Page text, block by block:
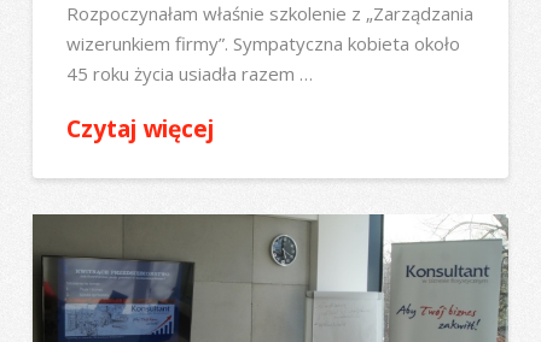
Rozpoczynałam właśnie szkolenie z „Zarządzania
wizerunkiem firmy”. Sympatyczna kobieta około
45 roku życia usiadła razem …
Czytaj więcej